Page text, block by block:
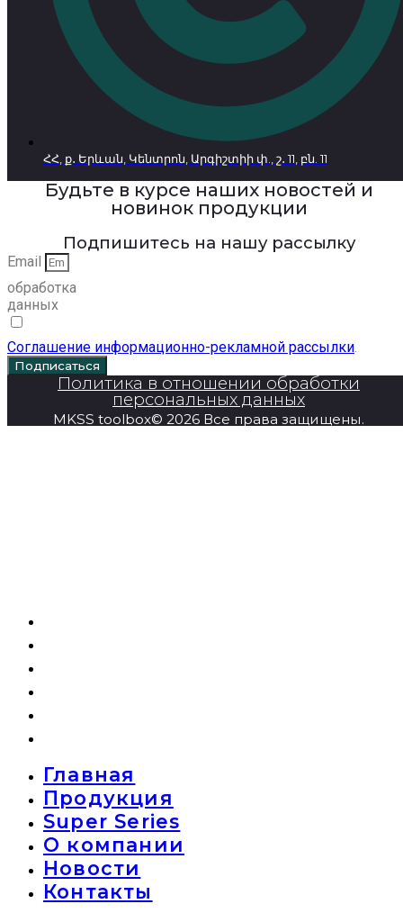
ՀՀ, ք․ Երևան, Կենտրոն, Արգիշտիի փ., շ․ 11, բն. 11
Будьте в курсе наших новостей и
новинок продукции
Подпишитесь на нашу рассылку
Email
обработка
данных
Соглашение информационно-рекламной рассылки.
Подписаться
Политика в отношении обработки
персональных данных
MKSS toolbox© 2026 Все права защищены.
Главная
Продукция
Super Series
О компании
Новости
Контакты